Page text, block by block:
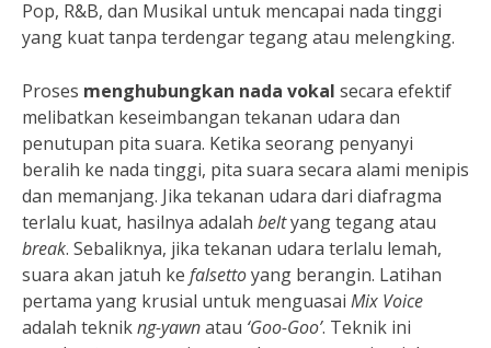
Pop, R&B, dan Musikal untuk mencapai nada tinggi
yang kuat tanpa terdengar tegang atau melengking.
Proses menghubungkan nada vokal secara efektif
melibatkan keseimbangan tekanan udara dan
penutupan pita suara. Ketika seorang penyanyi
beralih ke nada tinggi, pita suara secara alami menipis
dan memanjang. Jika tekanan udara dari diafragma
terlalu kuat, hasilnya adalah beltyang tegang atau
break. Sebaliknya, jika tekanan udara terlalu lemah,
suara akan jatuh ke falsettoyang berangin. Latihan
pertama yang krusial untuk menguasai Mix Voice
adalah teknikng-yawnatau ‘Goo-Goo’. Teknik ini